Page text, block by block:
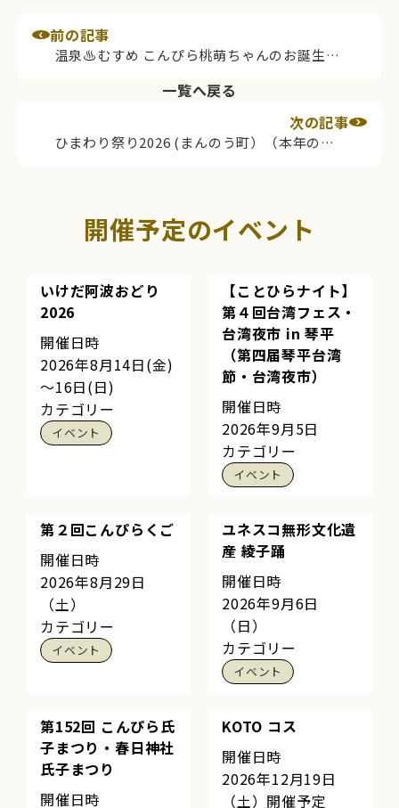
前の記事
温泉♨むすめ こんぴら桃萌ちゃんのお誕生日会開催決定。5月27日（水）はこんぴら表参道のことひらテラスに大集合！（イベント終了）
一覧へ戻る
次の記事
ひまわり祭り2026 (まんのう町）（本年のイベントは終了（雨天中止）しました）
開催予定のイベント
いけだ阿波おどり
2026
開催日時
2026年8月14日(金)
～16日(日)
カテゴリー
イベント
【ことひらナイト】
第４回台湾フェス・
台湾夜市 in 琴平
（第四届琴平台湾
節・台湾夜市）
開催日時
2026年9月5日
カテゴリー
イベント
第２回こんぴらくご
開催日時
2026年8月29日
（土）
カテゴリー
イベント
ユネスコ無形文化遺
産 綾子踊
開催日時
2026年9月6日
（日）
カテゴリー
イベント
第152回 こんぴら氏
子まつり・春日神社
氏子まつり
開催日時
KOTO コス
開催日時
2026年12月19日
（土）開催予定